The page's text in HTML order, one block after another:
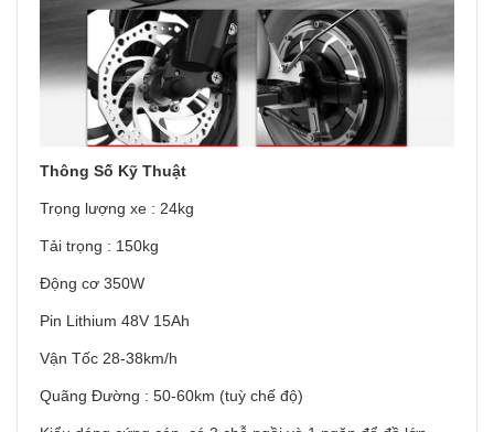
Thông Số Kỹ Thuật
Trọng lượng xe : 24kg
Tải trọng : 150kg
Động cơ 350W
Pin Lithium 48V 15Ah
Vận Tốc 28-38km/h
Quãng Đường : 50-60km (tuỳ chế độ)